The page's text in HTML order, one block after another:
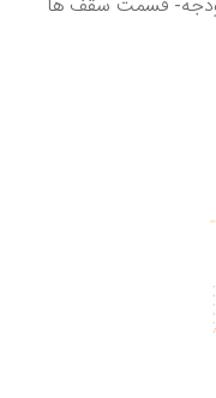
بودجه- قسمت سقف ها